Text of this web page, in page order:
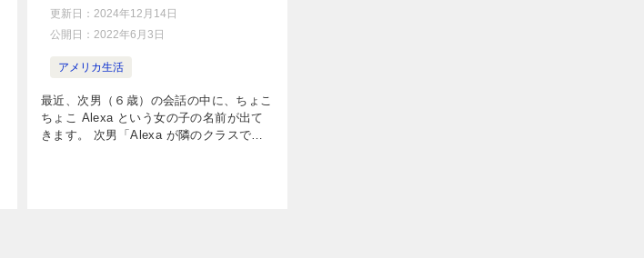
更新日： 2024年12月14日
公開日： 2022年6月3日
アメリカ生活
最近、次男（６歳）の会話の中に、ちょこ
ちょこ Alexa という女の子の名前が出て
きます。 次男「Alexa が隣のクラスで僕